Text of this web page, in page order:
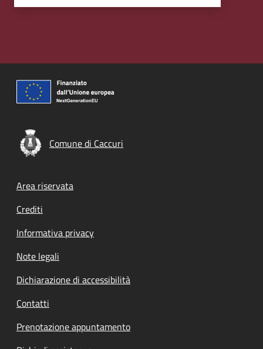
Comune di Caccuri
Footer menu
Area riservata
Crediti
Informativa privacy
Note legali
Dichiarazione di accessibilità
Contatti
Prenotazione appuntamento